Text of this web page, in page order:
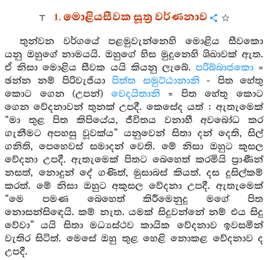
1. මොළියසීවක සූත්‍ර වර්ණනාව
තුන්වන වර්ගයේ පළමුවැන්නෙහි මොළිය සීවකො
යනු ඔහුගේ නාමයයි. ඔහුගේ හිස මුදුනෙහි ශිඛාවක් ඇත.
ඒ නිසා මොළිය සීවක යයි කියනු ලැබේ. පරිබ්‍බාජකො=
ඡන්න නම් පිරිවැජියාපිත්ත සමුට්ඨානානි - පිත හේතු
කොට ගෙන (උපන්) වෙදයිතානි = පිත හේතු කොට
ගෙන වේදනාවන් තුනක් උපදී. කෙසේද යත් : ඇතැමෙක්
“මා තුළ පිත කිපියේය, ජීවිතය වනාහී අවබෝධ කර
ගැනීමට අපහසු වූවක්ය” යනුවෙන් සිතා දන් දෙති, සිල්
ගනිති, පෙහෙවස් සමාදන් වෙති. මේ නිසා ඔහුට කුසල
වේදනා උපදී. ඇතැමෙක් පිතට බෙහෙත් කරමියි ප්‍රාණීන්
නසත්, නොදුන් දේ ගණිත්, මුසාබස් කියත්. දස දුසිල්කම්
කරත්. මේ නිසා ඔහුට අකුසල වේදනා උපදී. ඇතැමෙක්
“මෙ පමණ බෙහෙත් කිරීමෙනුදු මගේ පිත
නොසන්සිඳෙයි. කම් නැත. යමක් සිදුවන්නේ නම් එය සිදු
වේවා” යයි සිතා මධ්‍යස්ථව කායික වේදනාව ඉවසමින්
වැතිර සිටිත්. මෙසේ ඔහු තුළ හෙළි නොකළ වේදනාව ද
උපදී.